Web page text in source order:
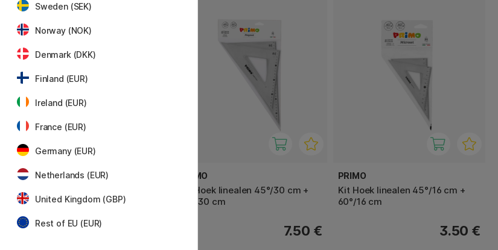
PRIMO
Hoek liniaal 60º/30 cm Anti-
reflecterend
PRIMO
Kit Hoek linealen 45°/30 cm +
60°/30 cm
7.50 €
PRIMO
Kit Hoek linealen 45°/16 cm +
60°/16 cm
3.50 €
Sweden (SEK)
Norway (NOK)
Denmark (DKK)
Finland (EUR)
Ireland (EUR)
France (EUR)
Germany (EUR)
Netherlands (EUR)
United Kingdom (GBP)
Rest of EU (EUR)